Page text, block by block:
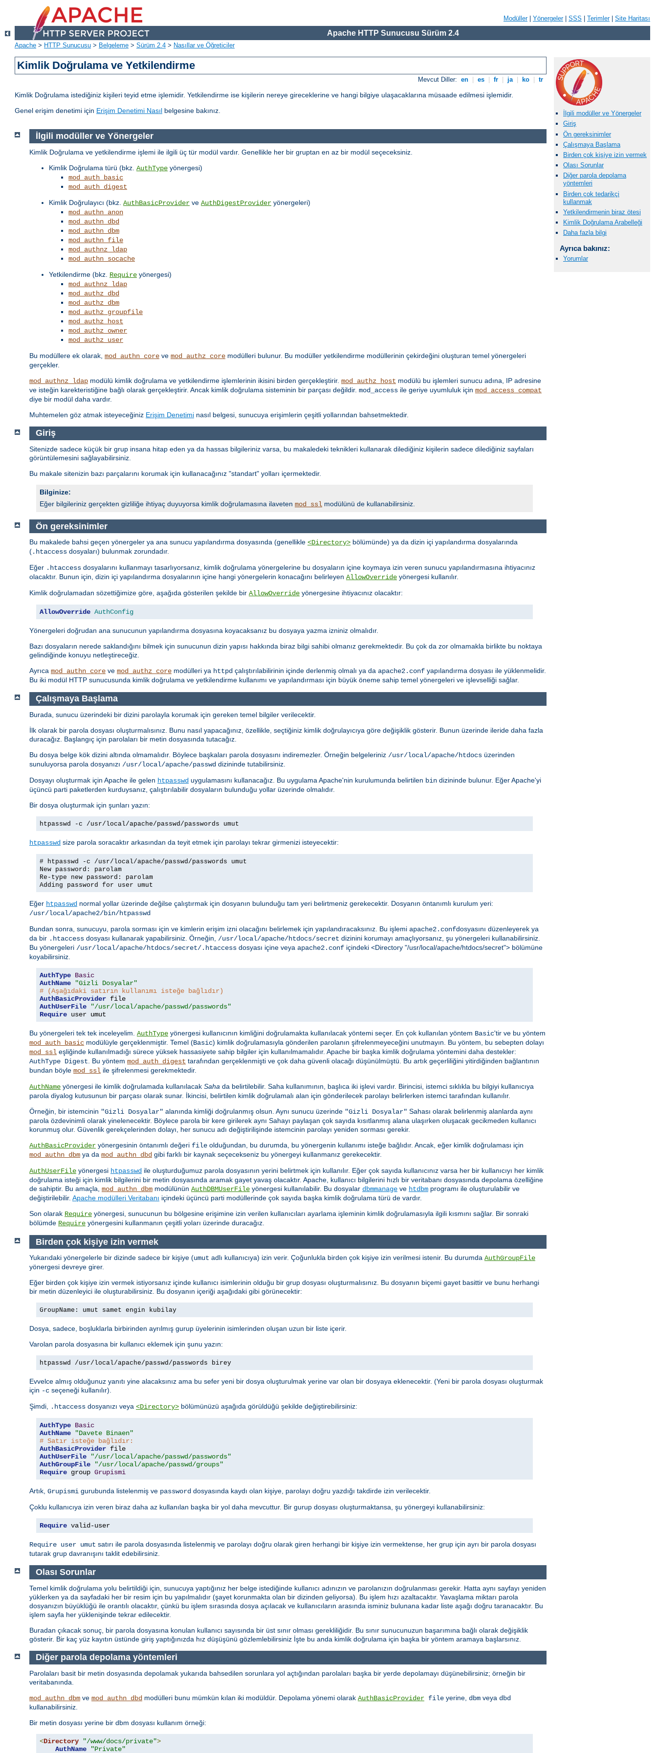
Modüller| Yönergeler| SSS Terimler| Site Haritası
Apache HTTP Sunucusu Sürüm 2.4
Apache > HTTP Sunucusu > Belgeleme > Sürüm 2.4 > Nasıllar ve Öğreticiler
Kimlik Doğrulama ve Yetkilendirme
Mevcut Diller: en es fr ja ko tr
Kimlik Doğrulama istediğiniz kişileri teyid etme işlemidir. Yetkilendirme ise kişilerin nereye gireceklerine ve hangi bilgiye ulaşacaklarına müsaade edilmesi işlemidir.
Genel erişim denetimi için Erişim Denetimi Nasıl belgesine bakınız.
İlgili modüller ve Yönergeler
Giriş
Ön gereksinimler
Çalışmaya Başlama
Birden çok kişiye izin vermek
Olası Sorunlar
Diğer parola depolama
yöntemleri
Birden çok tedarikçi
kullanmak
Yetkilendirmenin biraz ötesi
Kimlik Doğrulama Arabelleği
Daha fazla bilgi
Ayrıca bakınız:
Yorumlar
İlgili modüller ve Yönergeler
Kimlik Doğrulama ve yetkilendirme işlemi ile ilgili üç tür modül vardır. Genellikle her bir gruptan en az bir modül seçeceksiniz.
Kimlik Doğrulama türü (bkz. AuthType yönergesi)
mod_auth_basic
mod_auth_digest
Kimlik Doğrulayıcı (bkz. AuthBasicProvider ve AuthDigestProvider yönergeleri)
mod_authn_anon
mod_authn_dbd
mod_authn_dbm
mod_authn_file
mod_authnz_ldap
mod_authn_socache
Yetkilendirme (bkz. Require yönergesi)
mod_authnz_ldap
mod_authz_dbd
mod_authz_dbm
mod_authz_groupfile
mod_authz_host
mod_authz_owner
mod_authz_user
Bu modüllere ek olarak, mod_authn_core ve mod_authz_core modülleri bulunur. Bu modüller yetkilendirme modüllerinin çekirdeğini oluşturan temel yönergeleri
gerçekler.
mod_authnz_ldap modülü kimlik doğrulama ve yetkilendirme işlemlerinin ikisini birden gerçekleştirir. mod_authz_host modülü bu işlemleri sunucu adına, IP adresine
ve isteğin karekteristiğine bağlı olarak gerçekleştirir. Ancak kimlik doğrulama sisteminin bir parçası değildir. mod_access ile geriye uyumluluk için mod_access_compat
diye bir modül daha vardır.
Muhtemelen göz atmak isteyeceğiniz Erişim Denetimi nasıl belgesi, sunucuya erişimlerin çeşitli yollarından bahsetmektedir.
Giriş
Sitenizde sadece küçük bir grup insana hitap eden ya da hassas bilgileriniz varsa, bu makaledeki teknikleri kullanarak dilediğiniz kişilerin sadece dilediğiniz sayfaları
görüntülemesini sağlayabilirsiniz.
Bu makale sitenizin bazı parçalarını korumak için kullanacağınız "standart" yolları içermektedir.
Bilginize:
Eğer bilgileriniz gerçekten gizliliğe ihtiyaç duyuyorsa kimlik doğrulamasına ilaveten mod_ssl modülünü de kullanabilirsiniz.
Ön gereksinimler
Bu makalede bahsi geçen yönergeler ya ana sunucu yapılandırma dosyasında (genellikle <Directory> bölümünde) ya da dizin içi yapılandırma dosyalarında
(.htaccess dosyaları) bulunmak zorundadır.
Eğer .htaccess dosyalarını kullanmayı tasarlıyorsanız, kimlik doğrulama yönergelerine bu dosyaların içine koymaya izin veren sunucu yapılandırmasına ihtiyacınız
olacaktır. Bunun için, dizin içi yapılandırma dosyalarının içine hangi yönergelerin konacağını belirleyen AllowOverride yönergesi kullanılır.
Kimlik doğrulamadan sözettiğimize göre, aşağıda gösterilen şekilde bir AllowOverride yönergesine ihtiyacınız olacaktır:
AllowOverride AuthConfig
Yönergeleri doğrudan ana sunucunun yapılandırma dosyasına koyacaksanız bu dosyaya yazma izniniz olmalıdır.
Bazı dosyaların nerede saklandığını bilmek için sunucunun dizin yapısı hakkında biraz bilgi sahibi olmanız gerekmektedir. Bu çok da zor olmamakla birlikte bu noktaya
gelindiğinde konuyu netleştireceğiz.
Ayrıca mod_authn_core ve mod_authz_core modülleri ya httpd çalıştırılabilirinin içinde derlenmiş olmalı ya da apache2.conf yapılandırma dosyası ile yüklenmelidir.
Bu iki modül HTTP sunucusunda kimlik doğrulama ve yetkilendirme kullanımı ve yapılandırması için büyük öneme sahip temel yönergeleri ve işlevselliği sağlar.
Çalışmaya Başlama
Burada, sunucu üzerindeki bir dizini parolayla korumak için gereken temel bilgiler verilecektir.
İlk olarak bir parola dosyası oluşturmalısınız. Bunu nasıl yapacağınız, özellikle, seçtiğiniz kimlik doğrulayıcıya göre değişiklik gösterir. Bunun üzerinde ileride daha fazla
duracağız. Başlangıç için parolaları bir metin dosyasında tutacağız.
Bu dosya belge kök dizini altında olmamalıdır. Böylece başkaları parola dosyasını indiremezler. Örneğin belgeleriniz /usr/local/apache/htdocs üzerinden
sunuluyorsa parola dosyanızı /usr/local/apache/passwd dizininde tutabilirsiniz.
Dosyayı oluşturmak için Apache ile gelen htpasswd uygulamasını kullanacağız. Bu uygulama Apache'nin kurulumunda belirtilen bin dizininde bulunur. Eğer Apache'yi
üçüncü parti paketlerden kurduysanız, çalıştırılabilir dosyaların bulunduğu yollar üzerinde olmalıdır.
Bir dosya oluşturmak için şunları yazın:
htpasswd -c /usr/local/apache/passwd/passwords umut
htpasswd size parola soracaktır arkasından da teyit etmek için parolayı tekrar girmenizi isteyecektir:
# htpasswd -c /usr/local/apache/passwd/passwords umut
New password: parolam
Re-type new password: parolam
Adding password for user umut
Eğer htpasswd normal yollar üzerinde değilse çalıştırmak için dosyanın bulunduğu tam yeri belirtmeniz gerekecektir. Dosyanın öntanımlı kurulum yeri:
/usr/local/apache2/bin/htpasswd
Bundan sonra, sunucuyu, parola sorması için ve kimlerin erişim izni olacağını belirlemek için yapılandıracaksınız. Bu işlemi apache2.confdosyasını düzenleyerek ya
da bir .htaccess dosyası kullanarak yapabilirsiniz. Örneğin, /usr/local/apache/htdocs/secret dizinini korumayı amaçlıyorsanız, şu yönergeleri kullanabilirsiniz.
Bu yönergeleri /usr/local/apache/htdocs/secret/.htaccess dosyası içine veya apache2.conf içindeki <Directory "/usr/local/apache/htdocs/secret"> bölümüne
koyabilirsiniz.
AuthType Basic
AuthName
"Gizli Dosyalar"
# (Aşağıdaki satırın kullanımı isteğe bağlıdır)
AuthBasicProvider
AuthUserFile
"/usr/local/apache/passwd/passwords"
Require user umut
Bu yönergeleri tek tek inceleyelim. AuthType yönergesi kullanıcının kimliğini doğrulamakta kullanılacak yöntemi seçer. En çok kullanılan yöntem Basic'tir ve bu yöntem
mod_auth_basic modülüyle gerçeklenmiştir. Temel (Basic) kimlik doğrulamasıyla gönderilen parolanın şifrelenmeyeceğini unutmayın. Bu yöntem, bu sebepten dolayı
mod_ssl eşliğinde kullanılmadığı sürece yüksek hassasiyete sahip bilgiler için kullanılmamalıdır. Apache bir başka kimlik doğrulama yöntemini daha destekler:
AuthType Digest . Bu yöntem mod_auth_digest tarafından gerçeklenmişti ve çok daha güvenli olacağı düşünülmüştü. Bu artık geçerliliğini yitirdiğinden bağlantının
bundan böyle mod_ssl ile şifrelenmesi gerekmektedir.
AuthName yönergesi ile kimlik doğrulamada kullanılacak Saha da belirtilebilir. Saha kullanımının, başlıca iki işlevi vardır. Birincisi, istemci sıklıkla bu bilgiyi kullanıcıya
parola diyalog kutusunun bir parçası olarak sunar. İkincisi, belirtilen kimlik doğrulamalı alan için gönderilecek parolayı belirlerken istemci tarafından kullanılır.
Örneğin, bir istemcinin "Gizli Dosyalar" alanında kimliği doğrulanmış olsun. Aynı sunucu üzerinde "Gizli Dosyalar" Sahası olarak belirlenmiş alanlarda aynı
parola özdevinimli olarak yinelenecektir. Böylece parola bir kere girilerek aynı Sahayı paylaşan çok sayıda kısıtlanmış alana ulaşırken oluşacak gecikmeden kullanıcı
korunmuş olur. Güvenlik gerekçelerinden dolayı, her sunucu adı değiştirilişinde istemcinin parolayı yeniden sorması gerekir.
AuthBasicProvider yönergesinin öntanımlı değeri file olduğundan, bu durumda, bu yönergenin kullanımı isteğe bağlıdır. Ancak, eğer kimlik doğrulaması için
mod_authn_dbm ya da mod_authn_dbd gibi farklı bir kaynak seçecekseniz bu yönergeyi kullanmanız gerekecektir.
AuthUserFile yönergesi htpasswd ile oluşturduğumuz parola dosyasının yerini belirtmek için kullanılır. Eğer çok sayıda kullanıcınız varsa her bir kullanıcıyı her kimlik
doğrulama isteği için kimlik bilgilerini bir metin dosyasında aramak gayet yavaş olacaktır. Apache, kullanıcı bilgilerini hızlı bir veritabanı dosyasında depolama özelliğine
de sahiptir. Bu amaçla, mod_authn_dbm modülünün AuthDBMUserFile yönergesi kullanılabilir. Bu dosyalar dbmmanage ve htdbm programı ile oluşturulabilir ve
değiştirilebilir. Apache modülleri Veritabanı içindeki üçüncü parti modüllerinde çok sayıda başka kimlik doğrulama türü de vardır.
Son olarak Require yönergesi, sunucunun bu bölgesine erişimine izin verilen kullanıcıları ayarlama işleminin kimlik doğrulamasıyla ilgili kısmını sağlar. Bir sonraki
bölümde Require yönergesini kullanmanın çeşitli yoları üzerinde duracağız.
Birden çok kişiye izin vermek
Yukarıdaki yönergelerle bir dizinde sadece bir kişiye (umut adlı kullanıcıya) izin verir. Çoğunlukla birden çok kişiye izin verilmesi istenir. Bu durumda AuthGroupFile
yönergesi devreye girer.
Eğer birden çok kişiye izin vermek istiyorsanız içinde kullanıcı isimlerinin olduğu bir grup dosyası oluşturmalısınız. Bu dosyanın biçemi gayet basittir ve bunu herhangi
bir metin düzenleyici ile oluşturabilirsiniz. Bu dosyanın içeriği aşağıdaki gibi görünecektir:
GroupName: umut samet engin kubilay
Dosya, sadece, boşluklarla birbirinden ayrılmış gurup üyelerinin isimlerinden oluşan uzun bir liste içerir.
Varolan parola dosyasına bir kullanıcı eklemek için şunu yazın:
htpasswd /usr/local/apache/passwd/passwords birey
Evvelce almış olduğunuz yanıtı yine alacaksınız ama bu sefer yeni bir dosya oluşturulmak yerine var olan bir dosyaya eklenecektir. (Yeni bir parola dosyası oluşturmak
için -c seçeneği kullanılır).
Şimdi, .htaccess dosyanızı veya <Directory> bölümünüzü aşağıda görüldüğü şekilde değiştirebilirsiniz:
AuthType Basic
AuthName
"Davete Binaen"
# Satır isteğe bağlıdır:
AuthBasicProvider
AuthUserFile
"/usr/local/apache/passwd/passwords"
AuthGroupFile
"/usr/local/apache/passwd/groups"
Require group Grupismi
Artık, Grupismi gurubunda listelenmiş ve password dosyasında kaydı olan kişiye, parolayı doğru yazdığı takdirde izin verilecektir.
Çoklu kullanıcıya izin veren biraz daha az kullanılan başka bir yol daha mevcuttur. Bir gurup dosyası oluşturmaktansa, şu yönergeyi kullanabilirsiniz:
Require valid-user
Require user umut satırı ile parola dosyasında listelenmiş ve parolayı doğru olarak giren herhangi bir kişiye izin vermektense, her grup için ayrı bir parola dosyası
tutarak grup davranışını taklit edebilirsiniz.
Olası Sorunlar
Temel kimlik doğrulama yolu belirtildiği için, sunucuya yaptığınız her belge istediğinde kullanıcı adınızın ve parolanızın doğrulanması gerekir. Hatta aynı sayfayı yeniden
yüklerken ya da sayfadaki her bir resim için bu yapılmalıdır (şayet korunmakta olan bir dizinden geliyorsa). Bu işlem hızı azaltacaktır. Yavaşlama miktarı parola
dosyanızın büyüklüğü ile orantılı olacaktır, çünkü bu işlem sırasında dosya açılacak ve kullanıcıların arasında isminiz bulunana kadar liste aşağı doğru taranacaktır. Bu
işlem sayfa her yüklenişinde tekrar edilecektir.
Buradan çıkacak sonuç, bir parola dosyasına konulan kullanıcı sayısında bir üst sınır olması gerekliliğidir. Bu sınır sunucunuzun başarımına bağlı olarak değişiklik
gösterir. Bir kaç yüz kayıtın üstünde giriş yaptığınızda hız düşüşünü gözlemlebilirsiniz İşte bu anda kimlik doğrulama için başka bir yöntem aramaya başlarsınız.
Diğer parola depolama yöntemleri
Parolaları basit bir metin dosyasında depolamak yukarıda bahsedilen sorunlara yol açtığından parolaları başka bir yerde depolamayı düşünebilirsiniz; örneğin bir
veritabanında.
mod_authn_dbm ve mod_authn_dbd modülleri bunu mümkün kılan iki modüldür. Depolama yönemi olarak AuthBasicProvider file yerine, dbm veya dbd
kullanabilirsiniz.
Bir metin dosyası yerine bir dbm dosyası kullanım örneği:
<Directory "/www/docs/private">
AuthName
"Private"